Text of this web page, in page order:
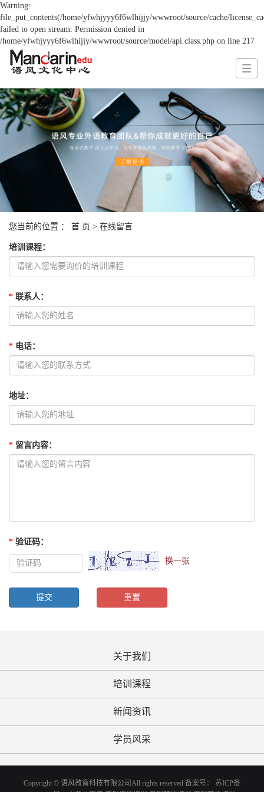
Warning:
file_put_contents(/home/yfwhjyyy6f6wlhijjy/wwwroot/source/cache/
failed to open stream: Permission denied in
/home/yfwhjyyy6f6wlhijjy/wwwroot/source/model/api.class.php on line 217
您当前的位置 ： 首 页 > 在线留言
培训课程：
* 联系人：
* 电话：
地址：
* 留言内容：
* 验证码：
换一张
关于我们
培训课程
新闻资讯
学员风采
Copyright © 语风教育科技有限公司All rights reserved 备案号： 苏ICP备